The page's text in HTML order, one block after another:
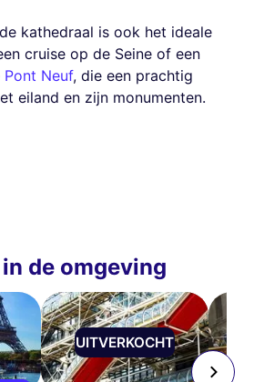
kathedraal is ook het ideale
cruise op de Seine of een
Pont Neuf, die een prachtig
eiland en zijn monumenten.
de omgeving
UITVERKOCHT